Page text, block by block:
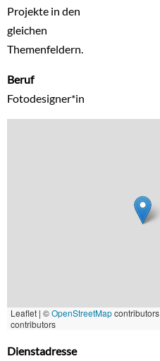
Projekte in den
gleichen
Themenfeldern.
Beruf
Fotodesigner*in
Leaflet | ©OpenStreetMapcontributors
contributors
Dienstadresse